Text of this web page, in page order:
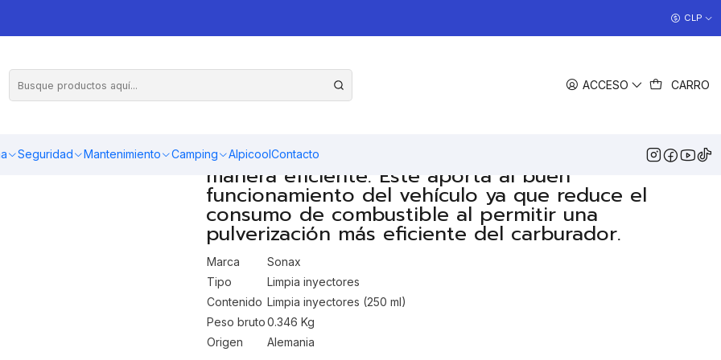
ACCESO CARRO
Seguridad Mantenimiento Camping AlpicoolContacto
CLP
inyectores y hacen que el motor no funcione de
manera eficiente. Este aporta al buen
funcionamiento del vehículo ya que reduce el
consumo de combustible al permitir una
pulverización más eficiente del carburador.
Marca
Sonax
Tipo
Limpia inyectores
Contenido Limpia inyectores (250 ml)
Peso bruto0.346 Kg
Origen
Alemania